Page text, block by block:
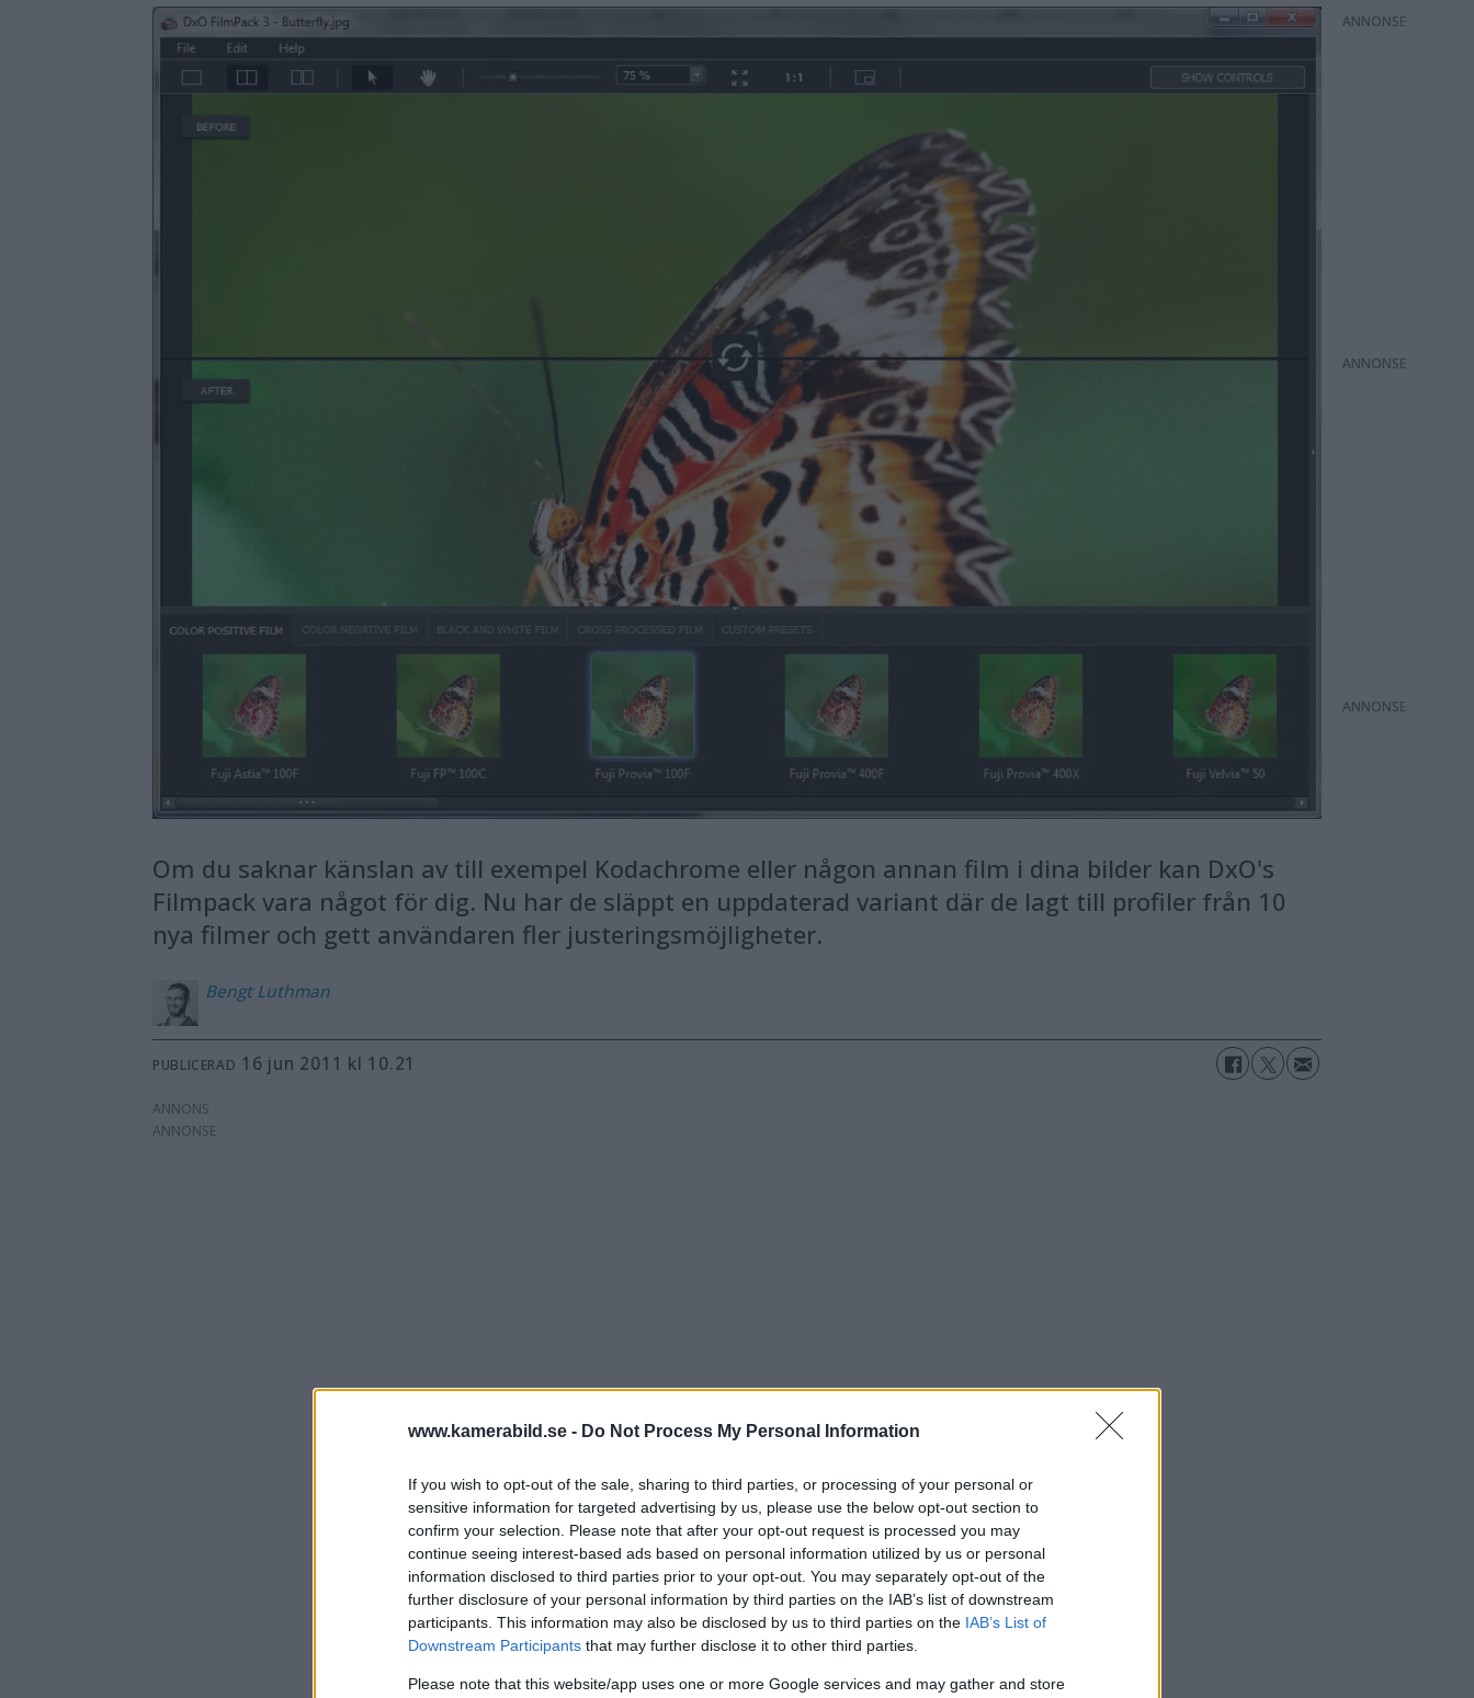
www.kamerabild.se - Do Not Process My Personal Information
If you wish to opt-out of the sale, sharing to third parties, or processing of your personal or
sensitive information for targeted advertising by us, please use the below opt-out section to
confirm your selection. Please note that after your opt-out request is processed you may
continue seeing interest-based ads based on personal information utilized by us or personal
information disclosed to third parties prior to your opt-out. You may separately opt-out of the
further disclosure of your personal information by third parties on the IAB’s list of downstream
participants. This information may also be disclosed by us to third parties on the IAB’s List of
Downstream Participants that may further disclose it to other third parties.
Please note that this website/app uses one or more Google services and may gather and store
Om du saknar känslan av till exempel Kodachrome eller någon annan film i dina bilder kan DxO's
Filmpack vara något för dig. Nu har de släppt en uppdaterad variant där de lagt till profiler från 10
nya filmer och gett användaren fler justeringsmöjligheter.
Bengt Luthman
PUBLICERAD 16 jun 2011 kl 10.21
ANNONS
ANNONS
ANNONS
ANNONS